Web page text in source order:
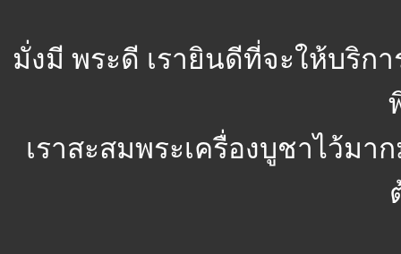
มั่งมี พระดี เรายินดีที่จะให้บริก
เราสะสมพระเครื่องบูชาไว้ม